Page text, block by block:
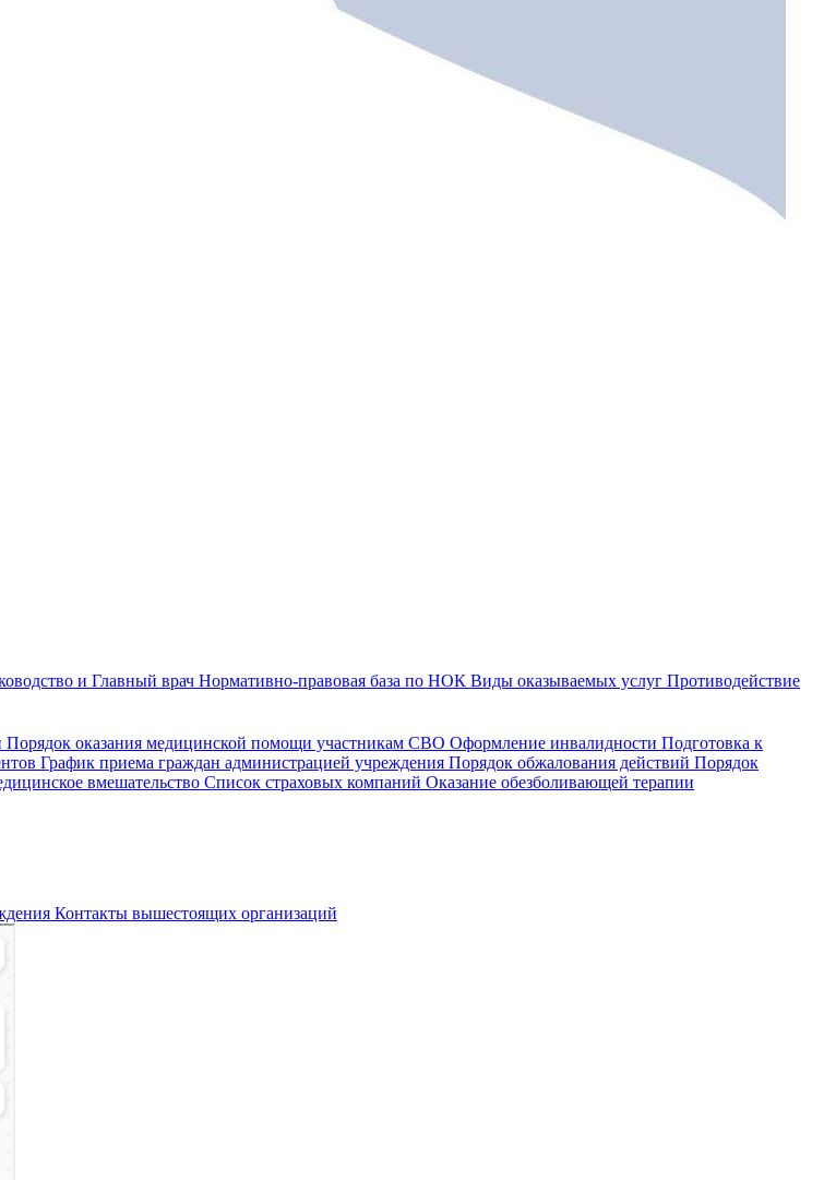
и Главный врач Нормативно-правовая база по НОК Виды оказываемых услуг Противодействие
Порядок оказания медицинской помощи участникам СВО Оформление инвалидности Подготовка к
График приема граждан администрацией учреждения Порядок обжалования действий Порядок
вмешательство Список страховых компаний Оказание обезболивающей терапии
Контакты вышестоящих организаций